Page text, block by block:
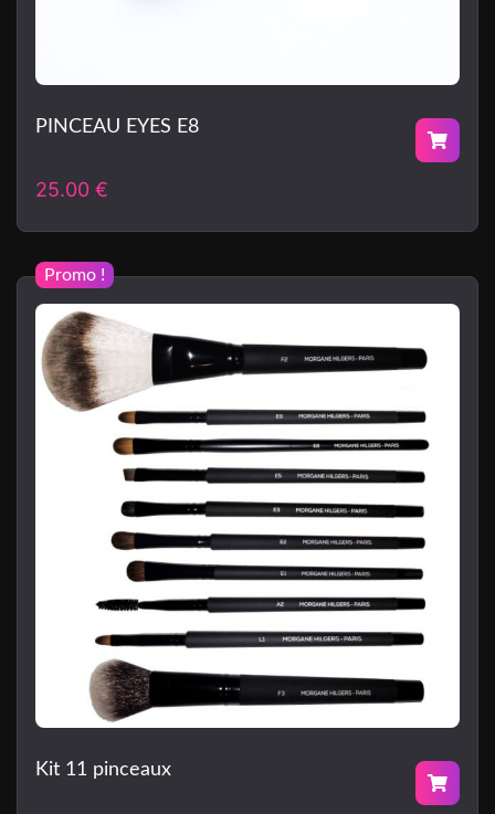
PINCEAU EYES E8
25.00 €
Promo !
Kit 11 pinceaux